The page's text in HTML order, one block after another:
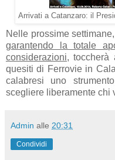
Arrivati a Catanzaro: il
Nelle prossime
garantendo la totale
considerazioni, toccherà
quesiti di Ferrovie in
calabresi uno
scegliere liberamente chi
Admin alle 20:31
Condividi